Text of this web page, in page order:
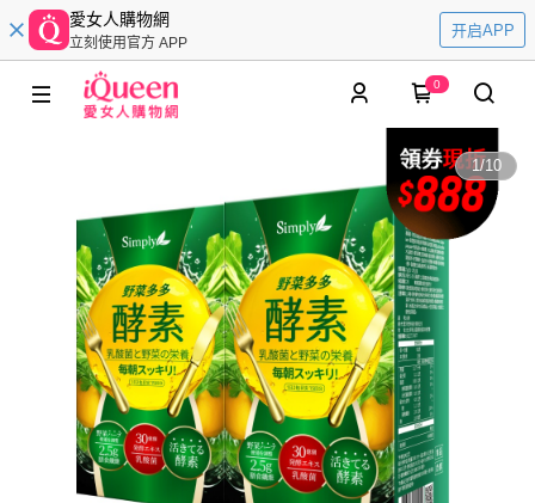
愛女人購物網
立刻使用官方 APP
开启APP
0
1/10